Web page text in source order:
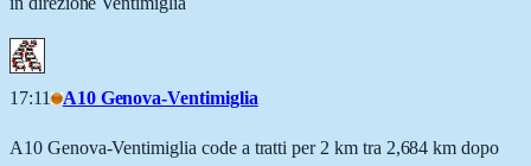
17:11 A10 Genova-Ventimiglia
A10 Genova-Ventimiglia code a tratti per 2 km tra 2,684 km dopo